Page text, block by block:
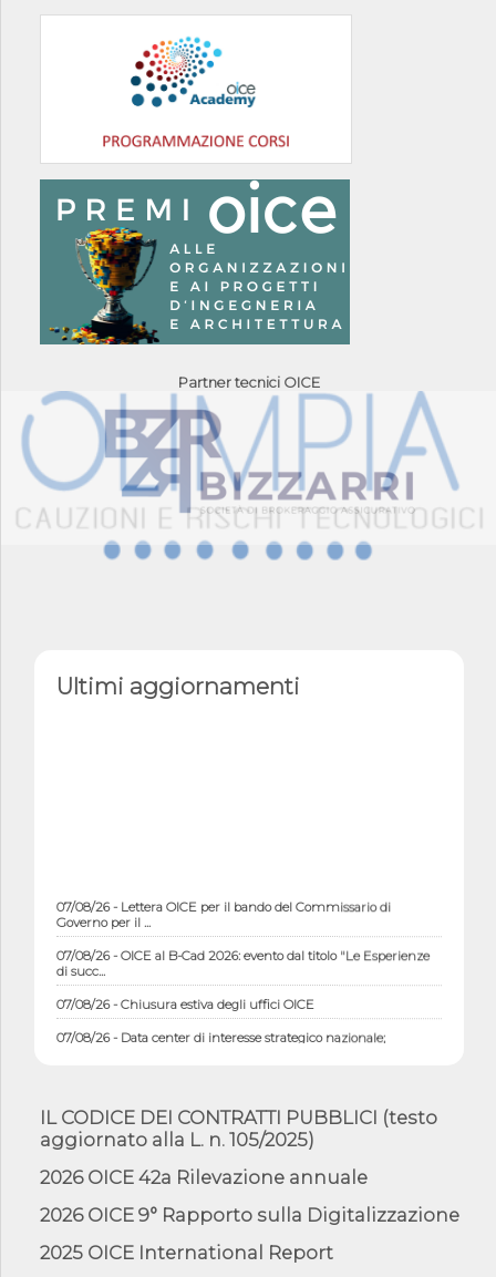
Partner tecnici OICE
Ultimi aggiornamenti
07/08/26 - Lettera OICE per il bando del Commissario di
Governo per il ...
07/08/26 - OICE al B-Cad 2026: evento dal titolo "Le Esperienze
di succ...
07/08/26 - Chiusura estiva degli uffici OICE
07/08/26 - Data center di interesse strategico nazionale;
interventi pe...
07/08/26 - Ponte sullo Stretto di Messina: deliberata la
sussistenza di...
07/08/26 - Tunnel Brennero, dal Cipess via libera al quinto lotto
06/08/26 - Istat, produzione industriale in calo dell'1% a giugno,
su a...
IL CODICE DEI CONTRATTI PUBBLICI (testo
aggiornato alla L. n. 105/2025)
2026 OICE 42a Rilevazione annuale
2026 OICE 9° Rapporto sulla Digitalizzazione
2025 OICE International Report